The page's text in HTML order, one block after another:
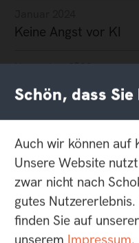
Keine Angst vor KI
November 2023
Ist da noch frei?
Oktober 2023
Der Cookie ist tot.
Worauf sollten wir
richten?
Schön, dass
Auch wir können auf
Unsere Website
zwar nicht nach
gutes
finden Sie auf unserer
unserem Impressum.